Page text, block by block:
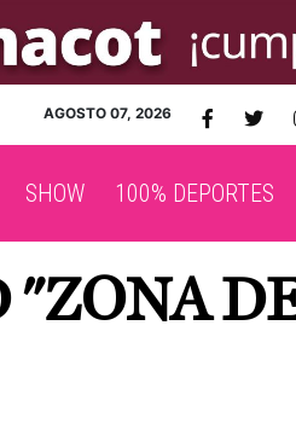
AGOSTO 07, 2026
SHOW 100% DEPORTES
"ZONA